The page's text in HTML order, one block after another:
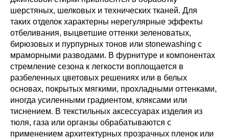
шерстяных, шелковых и технических тканей. Для
таких отделок характерны нерегулярные эффекты
отбеливания, выцветшие оттенки зеленоватых,
бирюзовых и пурпурных тонов или stonewashing с
мраморными разводами. В фурнитуре и компонентах
стремление сезона к легкости воплощается в
разбеленных цветовых решениях или в белых
основах, покрытых мягкими, прохладными оттенками,
иногда усиленными градиентом, кляксами или
тиснением. В текстильных аксессуарах изделия из
тюля, газа или органзы обрабатываются с
применением архитектурных прозрачных пленок или